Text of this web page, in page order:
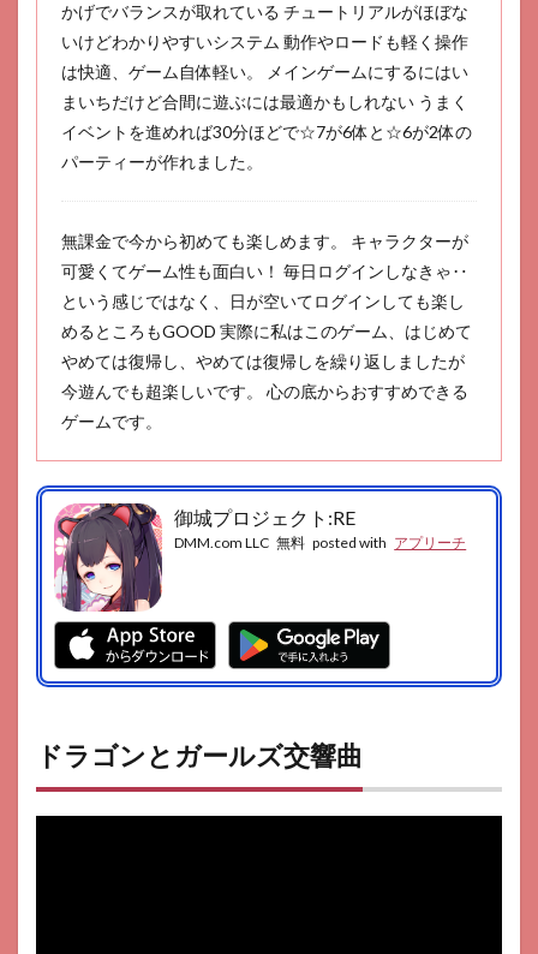
かげでバランスが取れている チュートリアルがほぼな
いけどわかりやすいシステム 動作やロードも軽く操作
は快適、ゲーム自体軽い。 メインゲームにするにはい
まいちだけど合間に遊ぶには最適かもしれない うまく
イベントを進めれば30分ほどで☆7が6体と☆6が2体の
パーティーが作れました。
無課金で今から初めても楽しめます。 キャラクターが
可愛くてゲーム性も面白い！ 毎日ログインしなきゃ‥
という感じではなく、日が空いてログインしても楽し
めるところもGOOD 実際に私はこのゲーム、はじめて
やめては復帰し、やめては復帰しを繰り返しましたが
今遊んでも超楽しいです。 心の底からおすすめできる
ゲームです。
御城プロジェクト:RE
DMM.com LLC 無料 posted with アプリーチ
ドラゴンとガールズ交響曲